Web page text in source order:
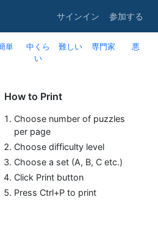
サインイン 参加する
単
中くら
い
難しい 専門家 悪
How to Print
Choose number of puzzles
per page
Choose difficulty level
Choose a set (A, B, C etc.)
Click Print button
Press Ctrl+P to print